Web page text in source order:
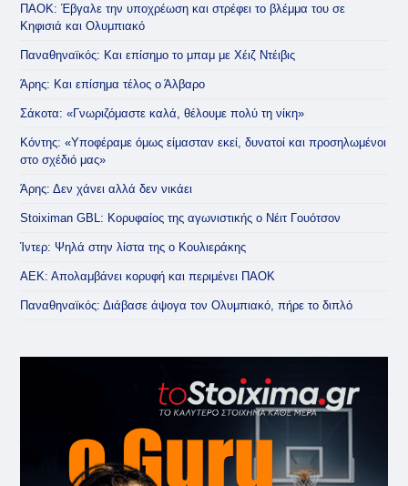
ΠΑΟΚ: Έβγαλε την υποχρέωση και στρέφει το βλέμμα του σε
Κηφισιά και Ολυμπιακό
Παναθηναϊκός: Και επίσημο το μπαμ με Χέιζ Ντέιβις
Άρης: Και επίσημα τέλος ο Άλβαρο
Σάκοτα: «Γνωριζόμαστε καλά, θέλουμε πολύ τη νίκη»
Κόντης: «Υποφέραμε όμως είμασταν εκεί, δυνατοί και προσηλωμένοι
στο σχέδιό μας»
Άρης: Δεν χάνει αλλά δεν νικάει
Stoiximan GBL: Κορυφαίος της αγωνιστικής ο Νέιτ Γουότσον
Ίντερ: Ψηλά στην λίστα της ο Κουλιεράκης
ΑΕΚ: Απολαμβάνει κορυφή και περιμένει ΠΑΟΚ
Παναθηναϊκός: Διάβασε άψογα τον Ολυμπιακό, πήρε το διπλό